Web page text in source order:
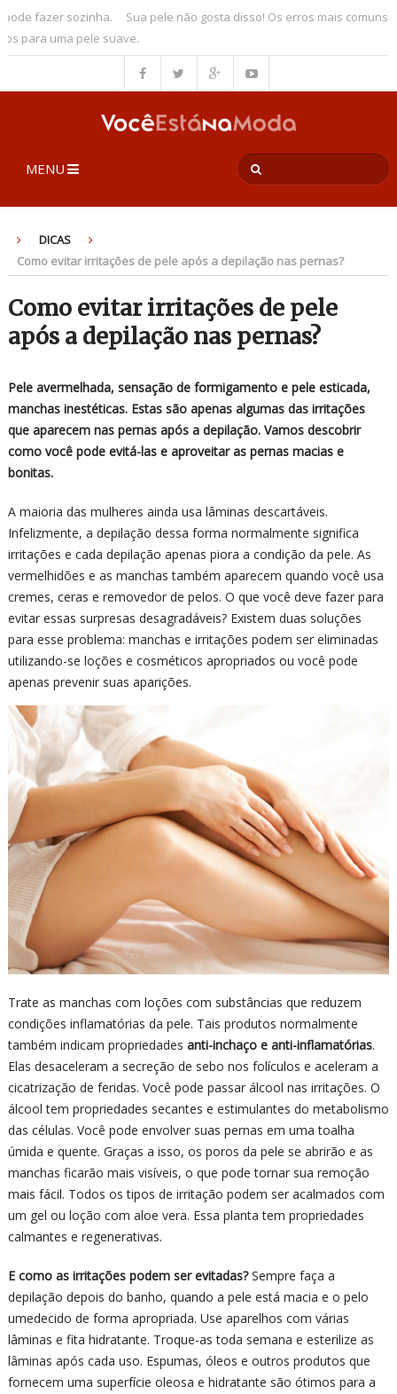
fazer sozinha.
Sua pele não gosta disso! Os erros mais comuns
para uma pele suave.
MENU
DICAS
Como evitar irritações de pele após a depilação nas pernas?
Como evitar irritações de pele
após a depilação nas pernas?
Pele avermelhada, sensação de formigamento e pele esticada,
manchas inestéticas. Estas são apenas algumas das irritações
que aparecem nas pernas após a depilação. Vamos descobrir
como você pode evitá-las e aproveitar as pernas macias e
bonitas.
A maioria das mulheres ainda usa lâminas descartáveis.
Infelizmente, a depilação dessa forma normalmente significa
irritações e cada depilação apenas piora a condição da pele. As
vermelhidões e as manchas também aparecem quando você usa
cremes, ceras e removedor de pelos. O que você deve fazer para
evitar essas surpresas desagradáveis? Existem duas soluções
para esse problema: manchas e irritações podem ser eliminadas
utilizando-se loções e cosméticos apropriados ou você pode
apenas prevenir suas aparições.
Trate as manchas com loções com substâncias que reduzem
condições inflamatórias da pele. Tais produtos normalmente
também indicam propriedades anti-inchaço e anti-inflamatórias.
Elas desaceleram a secreção de sebo nos folículos e aceleram a
cicatrização de feridas. Você pode passar álcool nas irritações. O
álcool tem propriedades secantes e estimulantes do metabolismo
das células. Você pode envolver suas pernas em uma toalha
úmida e quente. Graças a isso, os poros da pele se abrirão e as
manchas ficarão mais visíveis, o que pode tornar sua remoção
mais fácil. Todos os tipos de irritação podem ser acalmados com
um gel ou loção com aloe vera. Essa planta tem propriedades
calmantes e regenerativas.
E como as irritações podem ser evitadas?Sempre faça a
depilação depois do banho, quando a pele está macia e o pelo
umedecido de forma apropriada. Use aparelhos com várias
lâminas e fita hidratante. Troque-as toda semana e esterilize as
lâminas após cada uso. Espumas, óleos e outros produtos que
fornecem uma superfície oleosa e hidratante são ótimos para a